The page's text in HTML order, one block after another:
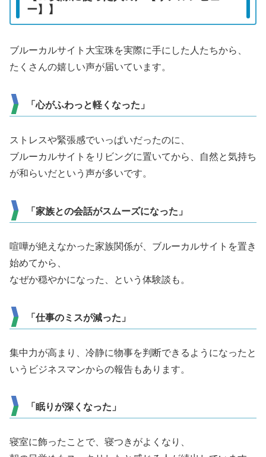
ー】】
ブルーカルサイト大宝珠を実際に手にした人たちから、
たくさんの嬉しい声が届いています。
「心がふわっと軽くなった」
ストレスや緊張感でいっぱいだったのに、
ブルーカルサイトをリビングに置いてから、自然と気持ち
が和らいだという声が多いです。
「家族との会話がスムーズになった」
喧嘩が絶えなかった家族関係が、ブルーカルサイトを置き
始めてから、
なぜか穏やかになった、という体験談も。
「仕事のミスが減った」
集中力が高まり、冷静に物事を判断できるようになったと
いうビジネスマンからの報告もあります。
「眠りが深くなった」
寝室に飾ったことで、寝つきがよくなり、